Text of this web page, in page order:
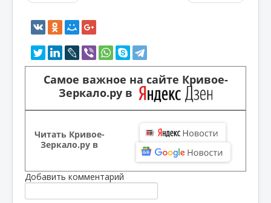
Самое важное на сайте Кривое-
Зеркало.ру в
Читать Кривое-
Зеркало.ру в
Добавить комментарий